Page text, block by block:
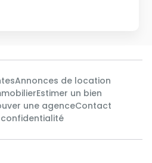
Annonces de location
Estimer un bien
une agenceContact